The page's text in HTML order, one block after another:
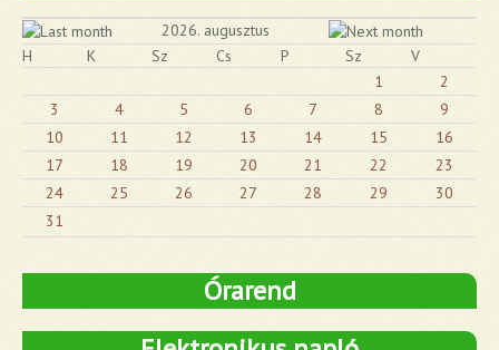
2026. augusztus
H
K Sz Cs P Sz
V
1
2
3
4 5 6 7 8
9
10
11 12 13 14 15
16
17
18 19 20 21 22
23
24
25 26 27 28 29
30
31
Órarend